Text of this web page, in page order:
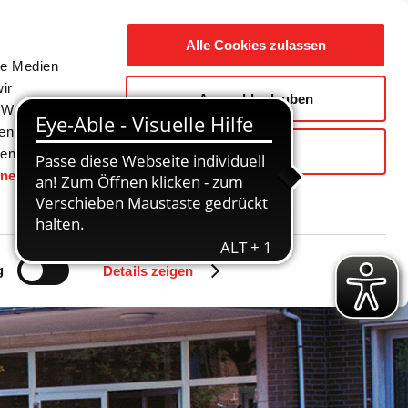
Medien
Daten
gesetzt.
Details zeigen
Alle Cookies zulassen
Auswahl erlauben
Ablehnen
Gemeinde / Geschichte